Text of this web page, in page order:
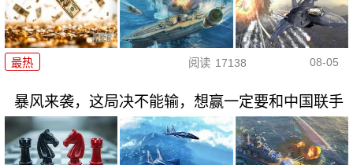
最热 阅读 17138 08-05
暴风来袭，这局决不能输，想赢一定要和中国联手